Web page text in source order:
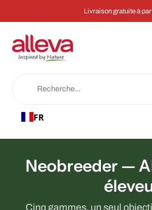
Livraison gratuite à
FR
Neobreeder —
Cinq gammes, un seul